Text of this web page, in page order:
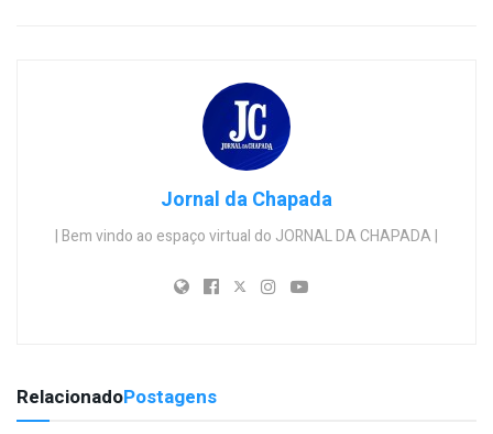
Jornal da Chapada
| Bem vindo ao espaço virtual do JORNAL DA CHAPADA |
RelacionadoPostagens